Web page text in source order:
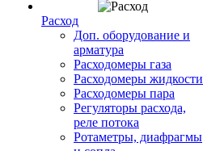
Расход
Доп. оборудование и
арматура
Расходомеры газа
Расходомеры жидкости
Расходомеры пара
Регуляторы расхода,
реле потока
Ротаметры, диафрагмы